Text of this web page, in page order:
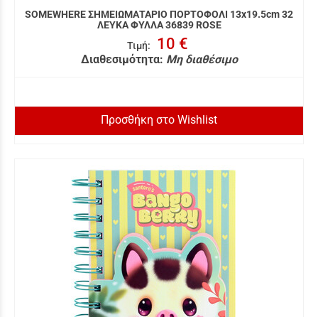
SOMEWHERE ΣΗΜΕΙΩΜΑΤΑΡΙΟ ΠΟΡΤΟΦΟΛΙ 13x19.5cm 32
ΛΕΥΚΑ ΦΥΛΛΑ 36839 ROSE
Τιμή: 10 €
Διαθεσιμότητα: Μη διαθέσιμο
Προσθήκη στο Wishlist